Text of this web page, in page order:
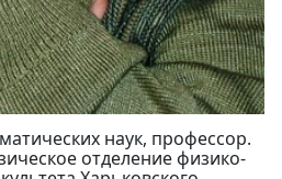
наук, профессор.
отделение физико-